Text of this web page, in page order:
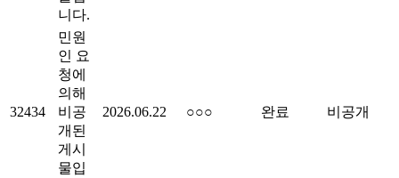
니다.
32434
민원
인 요
청에
의해
비공
개된
게시
물입
2026.06.22 ○○○ 완료 비공개